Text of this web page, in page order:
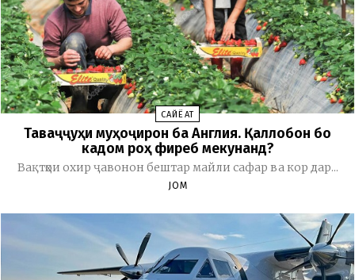
CАЙЁҲАТ
Таваҷҷуҳи муҳоҷирон ба Англия. Қаллобон бо
кадом роҳ фиреб мекунанд?
Вақтҳои охир ҷавонон бештар майли сафар ва кор дар...
JOM